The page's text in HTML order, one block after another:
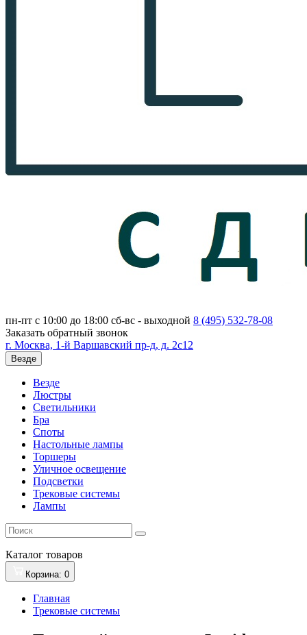
пн-пт с 10:00 до 18:00 сб-вс - выходной 8 (495) 532-78-08
Заказать обратный звонок
г. Москва, 1-й Варшавский пр-д, д. 2с12
Везде
Везде
Люстры
Светильники
Бра
Споты
Настольные лампы
Торшеры
Уличное освещение
Подсветки
Трековые системы
Лампы
Каталог товаров
Корзина: 0
Главная
Трековые системы